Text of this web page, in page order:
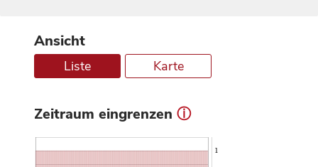
Ansicht
Liste Karte
Zeitraum eingrenzen ⓘ
1